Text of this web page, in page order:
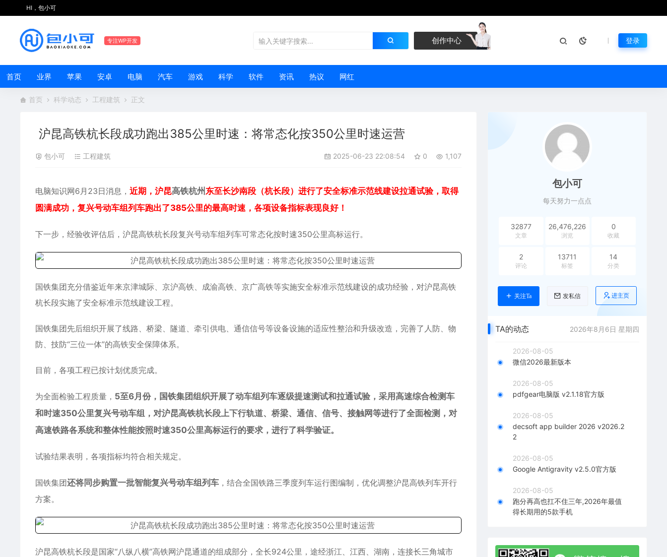
HI，包小可
专注WP开发 创作中心 登录
首页 业界 苹果 安卓 电脑 汽车 游戏 科学 软件 资讯 热议 网红
首页 科学动态 工程建筑 正文
沪昆高铁杭长段成功跑出385公里时速：将常态化按350公里时速运营
包小可 工程建筑 2025-06-23 22:08:54 0 1,107
电脑知识网6月23日消息， 近期，沪昆高铁杭州东至长沙南段（杭长段）进行了安全标准示范线建设拉通试验，取得
圆满成功， 复兴号动车组列车跑出了385公里的最高时速，各项设备指标表现良好！
下一步，经验收评估后，沪昆高铁杭长段复兴号动车组列车可常态化按时速350公里高标运行。
国铁集团充分借鉴近年来京津城际、京沪高铁、成渝高铁、京广高铁等实施安全标准示范线建设的成功经验，对沪昆高铁
杭长段实施了安全标准示范线建设工程。
国铁集团先后组织开展了线路、桥梁、隧道、牵引供电、通信信号等设备设施的适应性整治和升级改造，完善了人防、物
防、技防“三位一体”的高铁安全保障体系。
目前，各项工程已按计划优质完成。
为全面检验工程质量， 5至6月份，国铁集团组织开展了动车组列车逐级提速测试和拉通试验，采用高速综合检测车
和时速350公里复兴号动车组，对沪昆高铁杭长段上下行轨道、桥梁、通信、信号、接触网等进行了全面检测，对
高速铁路各系统和整体性能按照时速350公里高标运行的要求，进行了科学验证。
试验结果表明，各项指标均符合相关规定。
国铁集团还将同步购置一批智能复兴号动车组列车 ，结合全国铁路三季度列车运行图编制，优化调整沪昆高铁列车开行
方案。
沪昆高铁杭长段是国家“八纵八横”高铁网沪昆通道的组成部分，全长924公里，途经浙江、江西、湖南，连接长三角城市
包小可
每天努力一点点
32877
文章
26,476,226
浏览
0
收藏
2
评论
13711
标签
14
分类
关注Ta 发私信 进主页
TA的动态 2026年8月6日 星期四
2026-08-05
微信2026最新版本
2026-08-05
pdfgear电脑版 v2.1.18官方版
2026-08-05
decsoft app builder 2026 v2026.2
2
2026-08-05
Google Antigravity v2.5.0官方版
2026-08-05
跑分再高也扛不住三年,2026年最值
得长期用的5款手机